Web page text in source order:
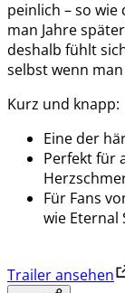
peinlich – so
man Jahre
deshalb fühlt
selbst wenn
Kurz und knapp:
Eine der
Perfekt für
Für Fans
wie Eternal
Trailer ansehen